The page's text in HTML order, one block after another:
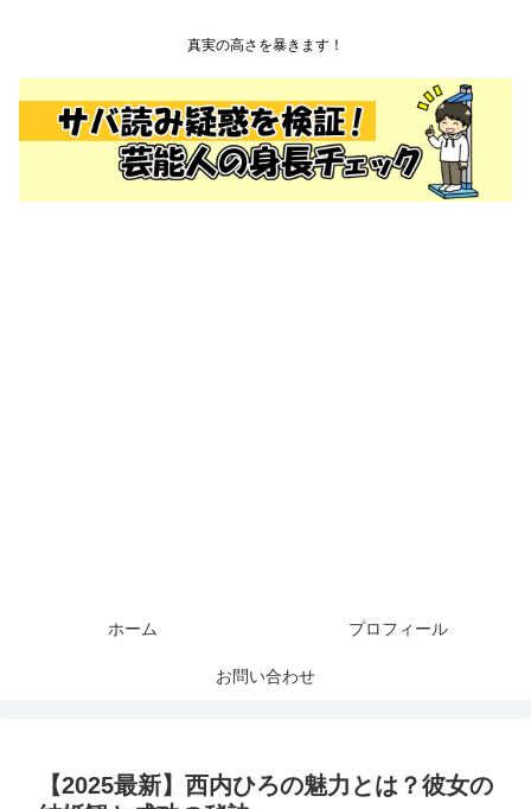
真実の高さを暴きます！
ホーム プロフィール
お問い合わせ
【2025最新】西内ひろの魅力とは？彼女の